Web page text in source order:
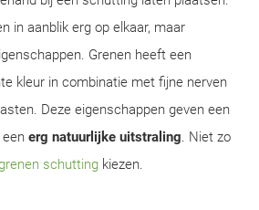
in aanblik erg op elkaar, maar
Grenen heeft een
kleur in combinatie met fijne nerven
Deze eigenschappen geven een
erg natuurlijke uitstraling. Niet zo
schutting kiezen.